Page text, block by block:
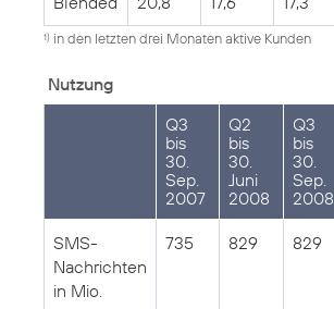
1) in den letzten drei Monaten aktive Kunden
Nutzung
Q3
bis
30.
Sep.
2007
Q2
bis
30.
Juni
2008
Q3
bis
30.
Sep.
2008
SMS-
Nachrichten
in Mio.
735 829 829